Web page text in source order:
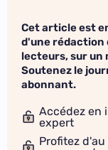
Cet article est
d'une rédaction
lecteurs, sur un
Soutenez le
abonnant.
Accédez en
expert
Profitez d'au